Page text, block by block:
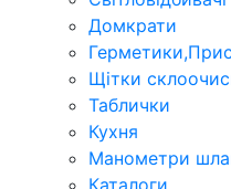
Домкрати
Щітки
Таблички
Кухня
Манометри